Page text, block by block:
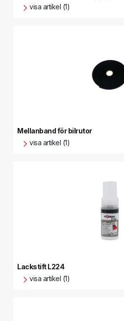
visa artikel (1)
Mellanband för bilrutor
visa artikel (1)
Lackstift L224
visa artikel (1)